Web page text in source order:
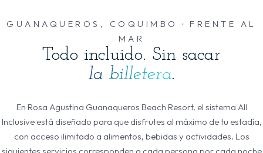
GUANAQUEROS, COQUIMBO · FRENTE AL
MAR
Todo incluido. Sin sacar
la billetera.
En Rosa Agustina Guanaqueros Beach Resort, el sistema All
Inclusive está diseñado para que disfrutes al máximo de tu estadía,
con acceso ilimitado a alimentos, bebidas y actividades. Los